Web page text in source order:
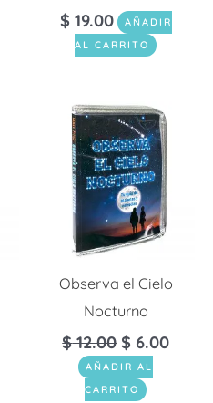
$ 19.00
AÑADIR
AL CARRITO
Observa el Cielo
Nocturno
$12.00 $ 6.00
AÑADIR AL
CARRITO